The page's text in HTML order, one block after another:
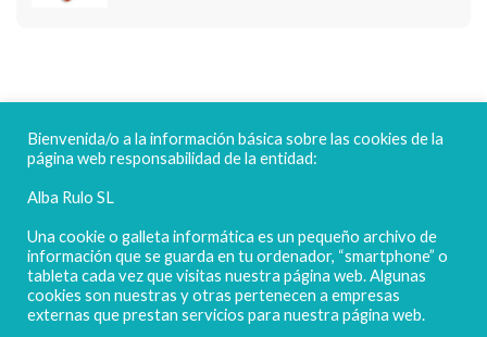
FELICES FIESTAS
Bienvenida/o a la información básica sobre las cookies de la
página web responsabilidad de la entidad:
Alba Rulo SL
Una cookie o galleta informática es un pequeño archivo de
información que se guarda en tu ordenador, “smartphone” o
tableta cada vez que visitas nuestra página web. Algunas
cookies son nuestras y otras pertenecen a empresas
externas que prestan servicios para nuestra página web.